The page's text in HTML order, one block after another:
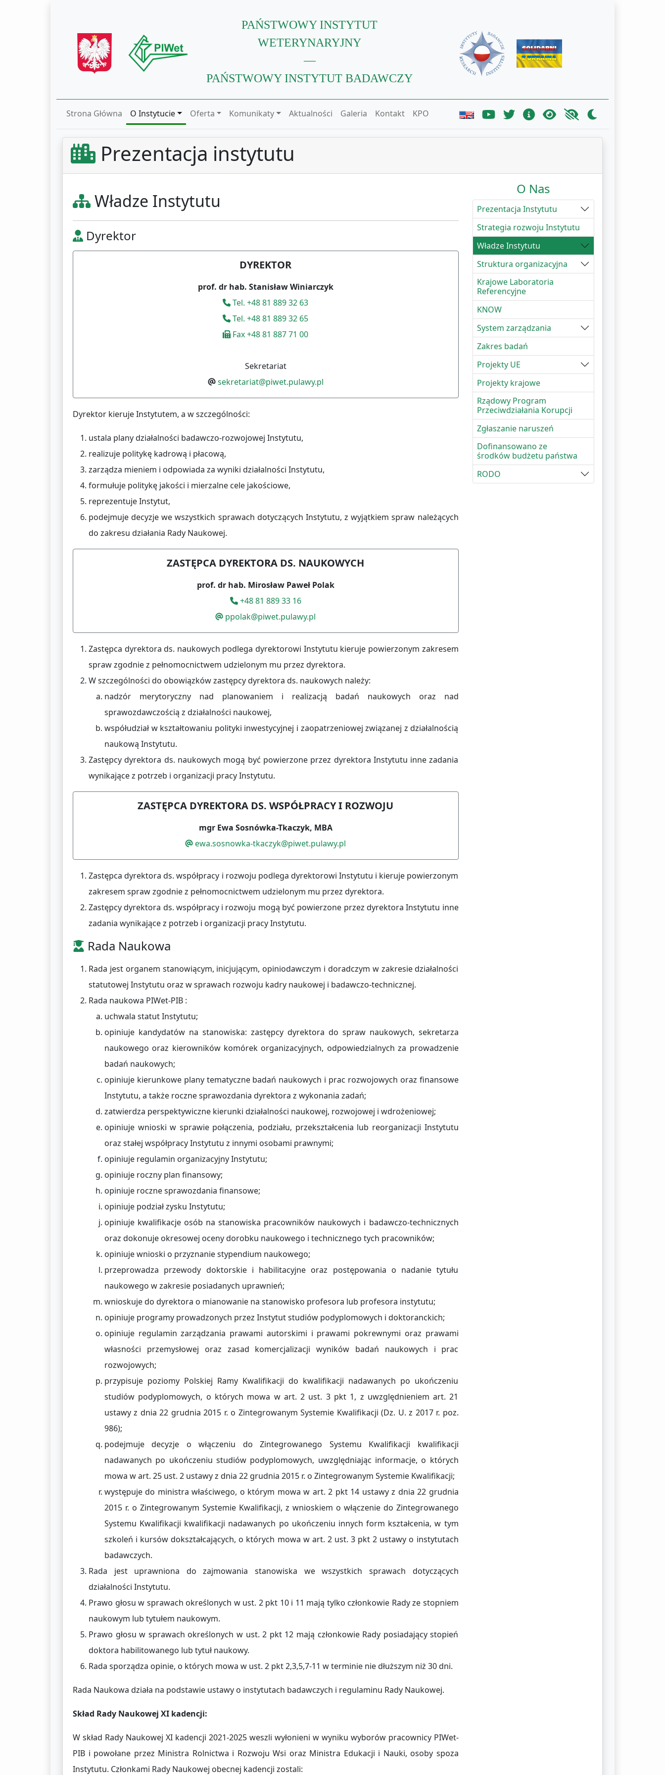
PAŃSTWOWY INSTYTUT
WETERYNARYJNY
—
PAŃSTWOWY INSTYTUT BADAWCZY
Strona Główna O Instytucie Oferta Komunikaty Aktualności Galeria Kontakt KPO
Prezentacja instytutu
Władze Instytutu
Dyrektor
DYREKTOR
prof. dr hab. Stanisław Winiarczyk
Tel. +48 81 889 32 63
Tel. +48 81 889 32 65
Fax +48 81 887 71 00
Sekretariat
sekretariat@piwet.pulawy.pl
Dyrektor kieruje Instytutem, a w szczególności:
ustala plany działalności badawczo-rozwojowej Instytutu,
realizuje politykę kadrową i płacową,
zarządza mieniem i odpowiada za wyniki działalności Instytutu,
formułuje politykę jakości i mierzalne cele jakościowe,
reprezentuje Instytut,
podejmuje decyzje we wszystkich sprawach dotyczących Instytutu, z wyjątkiem spraw należących
do zakresu działania Rady Naukowej.
ZASTĘPCA DYREKTORA DS. NAUKOWYCH
prof. dr hab. Mirosław Paweł Polak
+48 81 889 33 16
ppolak@piwet.pulawy.pl
Zastępca dyrektora ds. naukowych podlega dyrektorowi Instytutu kieruje powierzonym zakresem
spraw zgodnie z pełnomocnictwem udzielonym mu przez dyrektora.
W szczególności do obowiązków zastępcy dyrektora ds. naukowych należy:
nadzór merytoryczny nad planowaniem i realizacją badań naukowych oraz nad
sprawozdawczością z działalności naukowej,
współudział w kształtowaniu polityki inwestycyjnej i zaopatrzeniowej związanej z działalnością
naukową Instytutu.
Zastępcy dyrektora ds. naukowych mogą być powierzone przez dyrektora Instytutu inne zadania
wynikające z potrzeb i organizacji pracy Instytutu.
ZASTĘPCA DYREKTORA DS. WSPÓŁPRACY I ROZWOJU
mgr Ewa Sosnówka-Tkaczyk, MBA
ewa.sosnowka-tkaczyk@piwet.pulawy.pl
Zastępca dyrektora ds. współpracy i rozwoju podlega dyrektorowi Instytutu i kieruje powierzonym
zakresem spraw zgodnie z pełnomocnictwem udzielonym mu przez dyrektora.
Zastępcy dyrektora ds. współpracy i rozwoju mogą być powierzone przez dyrektora Instytutu inne
zadania wynikające z potrzeb i organizacji pracy Instytutu.
Rada Naukowa
Rada jest organem stanowiącym, inicjującym, opiniodawczym i doradczym w zakresie działalności
statutowej Instytutu oraz w sprawach rozwoju kadry naukowej i badawczo-technicznej.
Rada naukowa PIWet-PIB :
uchwala statut Instytutu;
opiniuje kandydatów na stanowiska: zastępcy dyrektora do spraw naukowych, sekretarza
naukowego oraz kierowników komórek organizacyjnych, odpowiedzialnych za prowadzenie
badań naukowych;
opiniuje kierunkowe plany tematyczne badań naukowych i prac rozwojowych oraz finansowe
Instytutu, a także roczne sprawozdania dyrektora z wykonania zadań;
zatwierdza perspektywiczne kierunki działalności naukowej, rozwojowej i wdrożeniowej;
opiniuje wnioski w sprawie połączenia, podziału, przekształcenia lub reorganizacji Instytutu
oraz stałej współpracy Instytutu z innymi osobami prawnymi;
opiniuje regulamin organizacyjny Instytutu;
opiniuje roczny plan finansowy;
opiniuje roczne sprawozdania finansowe;
opiniuje podział zysku Instytutu;
opiniuje kwalifikacje osób na stanowiska pracowników naukowych i badawczo-technicznych
oraz dokonuje okresowej oceny dorobku naukowego i technicznego tych pracowników;
opiniuje wnioski o przyznanie stypendium naukowego;
przeprowadza przewody doktorskie i habilitacyjne oraz postępowania o nadanie tytułu
naukowego w zakresie posiadanych uprawnień;
wnioskuje do dyrektora o mianowanie na stanowisko profesora lub profesora instytutu;
opiniuje programy prowadzonych przez Instytut studiów podyplomowych i doktoranckich;
opiniuje regulamin zarządzania prawami autorskimi i prawami pokrewnymi oraz prawami
własności przemysłowej oraz zasad komercjalizacji wyników badań naukowych i prac
rozwojowych;
przypisuje poziomy Polskiej Ramy Kwalifikacji do kwalifikacji nadawanych po ukończeniu
studiów podyplomowych, o których mowa w art. 2 ust. 3 pkt 1, z uwzględnieniem art. 21
ustawy z dnia 22 grudnia 2015 r. o Zintegrowanym Systemie Kwalifikacji (Dz. U. z 2017 r. poz.
986);
podejmuje decyzje o włączeniu do Zintegrowanego Systemu Kwalifikacji kwalifikacji
nadawanych po ukończeniu studiów podyplomowych, uwzględniając informacje, o których
mowa w art. 25 ust. 2 ustawy z dnia 22 grudnia 2015 r. o Zintegrowanym Systemie Kwalifikacji;
występuje do ministra właściwego, o którym mowa w art. 2 pkt 14 ustawy z dnia 22 grudnia
2015 r. o Zintegrowanym Systemie Kwalifikacji, z wnioskiem o włączenie do Zintegrowanego
Systemu Kwalifikacji kwalifikacji nadawanych po ukończeniu innych form kształcenia, w tym
szkoleń i kursów dokształcających, o których mowa w art. 2 ust. 3 pkt 2 ustawy o instytutach
badawczych.
Rada jest uprawniona do zajmowania stanowiska we wszystkich sprawach dotyczących
działalności Instytutu.
Prawo głosu w sprawach określonych w ust. 2 pkt 10 i 11 mają tylko członkowie Rady ze stopniem
naukowym lub tytułem naukowym.
Prawo głosu w sprawach określonych w ust. 2 pkt 12 mają członkowie Rady posiadający stopień
doktora habilitowanego lub tytuł naukowy.
Rada sporządza opinie, o których mowa w ust. 2 pkt 2,3,5,7-11 w terminie nie dłuższym niż 30 dni.
Rada Naukowa działa na podstawie ustawy o instytutach badawczych i regulaminu Rady Naukowej.
Skład Rady Naukowej XI kadencji:
W skład Rady Naukowej XI kadencji 2021-2025 weszli wyłonieni w wyniku wyborów pracownicy PIWet-
PIB i powołane przez Ministra Rolnictwa i Rozwoju Wsi oraz Ministra Edukacji i Nauki, osoby spoza
Instytutu. Członkami Rady Naukowej obecnej kadencji zostali:
O Nas
Prezentacja Instytutu
Strategia rozwoju Instytutu
Władze Instytutu
Struktura organizacyjna
Krajowe Laboratoria
Referencyjne
KNOW
System zarządzania
Zakres badań
Projekty UE
Projekty krajowe
Rządowy Program
Przeciwdziałania Korupcji
Zgłaszanie naruszeń
Dofinansowano ze
środków budżetu państwa
RODO